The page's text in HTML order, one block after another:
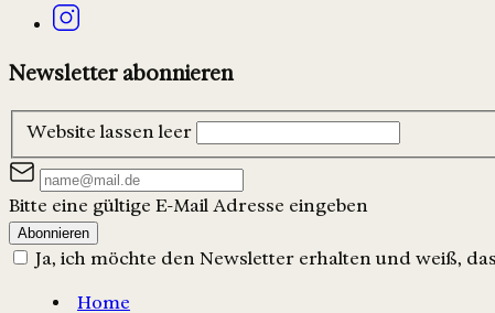
Newsletter abonnieren
Website lassen leer
Bitte eine gültige E-Mail Adresse eingeben
Abonnieren
Ja, ich möchte den Newsletter erhalten und weiß,
Home